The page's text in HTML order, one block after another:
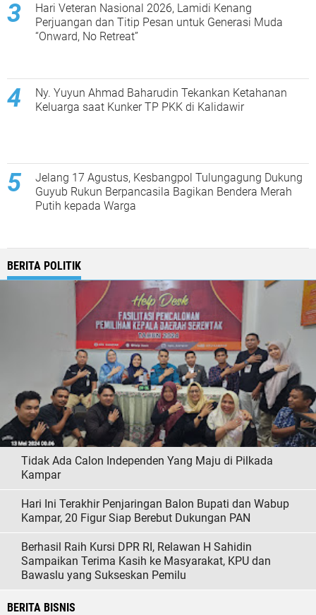
Hari Veteran Nasional 2026, Lamidi Kenang
Perjuangan dan Titip Pesan untuk Generasi Muda
“Onward, No Retreat”
Ny. Yuyun Ahmad Baharudin Tekankan Ketahanan
Keluarga saat Kunker TP PKK di Kalidawir
Jelang 17 Agustus, Kesbangpol Tulungagung Dukung
Guyub Rukun Berpancasila Bagikan Bendera Merah
Putih kepada Warga
BERITA POLITIK
Tidak Ada Calon Independen Yang Maju di Pilkada
Kampar
Hari Ini Terakhir Penjaringan Balon Bupati dan Wabup
Kampar, 20 Figur Siap Berebut Dukungan PAN
Berhasil Raih Kursi DPR RI, Relawan H Sahidin
Sampaikan Terima Kasih ke Masyarakat, KPU dan
Bawaslu yang Sukseskan Pemilu
BERITA BISNIS